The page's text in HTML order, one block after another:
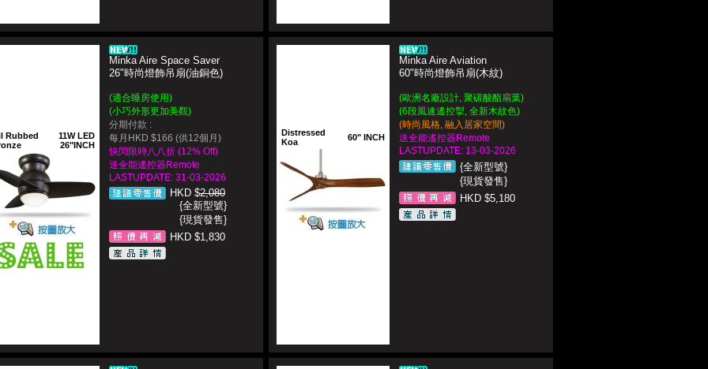
Rubbed
11W LED
26"INCH
Minka Aire Space Saver
26"時尚燈飾吊扇(油銅色)
(適合睡房使用)
(小巧外形更加美觀)
分期付款 :
每月HKD $166 (供12個月)
快閃限時八八折 (12% Off)
送全能遙控器Remote
LASTUPDATE: 31-03-2026
HKD $2,080
{全新型號}
{現貨發售}
HKD $1,830
Distressed
Koa
60" INCH
Minka Aire Aviation
60"時尚燈飾吊扇(木紋)
(歐洲名廠設計, 聚碳酸酯扇葉)
(6段風速遙控掣, 全新木紋色)
(時尚風格, 融入居家空間)
送全能遙控器Remote
LASTUPDATE: 13-03-2026
{全新型號}
{現貨發售}
HKD $5,180